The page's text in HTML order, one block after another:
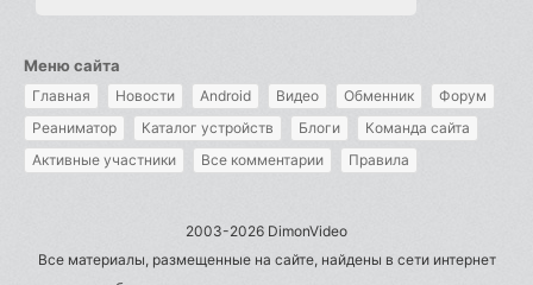
Меню сайта
Главная Новости Android Видео Обменник
Форум
Реаниматор
Каталог устройств Блоги
Команда сайта
Активные участники
Все комментарии Правила
2003-2026 DimonVideo
Все материалы, размещенные на сайте, найдены в сети интернет